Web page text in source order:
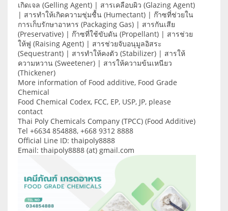
เกิดเจล (Gelling Agent) | สารเคลือบผิว (Glazing Agent)
| สารทำให้เกิดความชุ่มชื้น (Humectant) | ก๊าซที่ช่วยใน
การเก็บรักษาอาหาร (Packaging Gas) | สารกันเสีย
(Preservative) | ก๊าซที่ใช้ขับดัน (Propellant) | สารช่วย
ให้ฟู (Raising Agent) | สารช่วยจับอนุมูลอิสระ
(Sequestrant) | สารทำให้คงตัว (Stabilizer) | สารให้
ความหวาน (Sweetener) | สารให้ความข้นเหนียว
(Thickener)
More information of Food additive, Food Grade
Chemical
Food Chemical Codex, FCC, EP, USP, JP, please
contact
Thai Poly Chemicals Company (TPCC) (Food Additive)
Tel +6634 854888, +668 9312 8888
Official Line ID: thaipoly8888
Email: thaipoly8888 (at) gmail.com